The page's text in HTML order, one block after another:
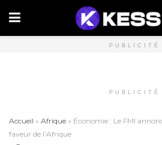
PUBLICITÉ
PUBLICITÉ
Accueil » Afrique » Économie : Le FMI
faveur de l’Afrique